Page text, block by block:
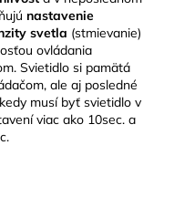
nastavenie
svetla (stmievanie)
ovládania
Svietidlo si pamätá
ale aj posledné
musí byť svietidlo v
viac ako 10sec. a